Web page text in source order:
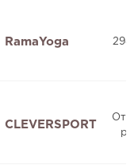
RamaYoga 298
CLEVERSPORT
От